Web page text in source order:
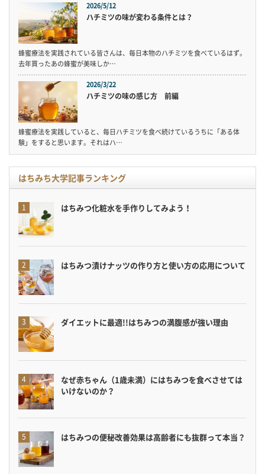
2026/5/12
ハチミツの味が変わる条件とは？
蜂蜜療法を実践されている皆さんは、毎日本物のハチミツを食べているはず。
去年買ったあの蜂蜜が美味しか…
2026/3/22
ハチミツの味の感じ方 前編
蜂蜜療法を実践していると、毎日ハチミツを食べ続けているうちに「ある体
験」をすると思います。それはハ…
はちみち大学記事ランキング
はちみつ化粧水を手作りしてみよう！
はちみつ漬けナッツの作り方と使い方の応用について
ダイエットに最適!!はちみつの満腹感が強い理由
なぜ赤ちゃん（1歳未満）にはちみつを食べさせては
いけないのか？
はちみつの便秘改善効果は高齢者にも抜群って本当？